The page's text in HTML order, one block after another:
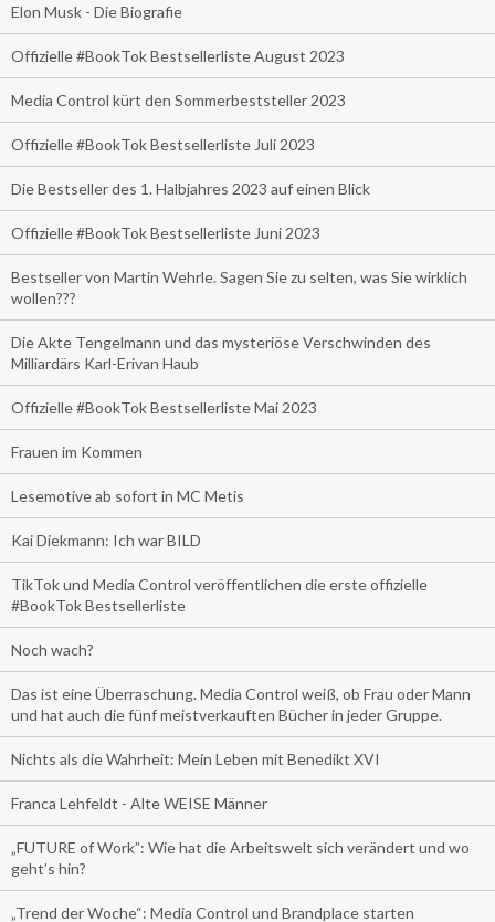
Elon Musk - Die Biografie
Offizielle #BookTok Bestsellerliste August 2023
Media Control kürt den Sommerbeststeller 2023
Offizielle #BookTok Bestsellerliste Juli 2023
Die Bestseller des 1. Halbjahres 2023 auf einen Blick
Offizielle #BookTok Bestsellerliste Juni 2023
Bestseller von Martin Wehrle. Sagen Sie zu selten, was Sie wirklich
wollen???
Die Akte Tengelmann und das mysteriöse Verschwinden des
Milliardärs Karl-Erivan Haub
Offizielle #BookTok Bestsellerliste Mai 2023
Frauen im Kommen
Lesemotive ab sofort in MC Metis
Kai Diekmann: Ich war BILD
TikTok und Media Control veröffentlichen die erste offizielle
#BookTok Bestsellerliste
Noch wach?
Das ist eine Überraschung. Media Control weiß, ob Frau oder Mann
und hat auch die fünf meistverkauften Bücher in jeder Gruppe.
Nichts als die Wahrheit: Mein Leben mit Benedikt XVI
Franca Lehfeldt - Alte WEISE Männer
„FUTURE of Work”: Wie hat die Arbeitswelt sich verändert und wo
geht’s hin?
„Trend der Woche“: Media Control und Brandplace starten